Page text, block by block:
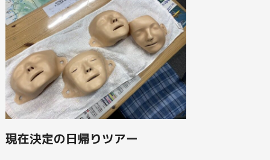
現在決定の日帰りツアー